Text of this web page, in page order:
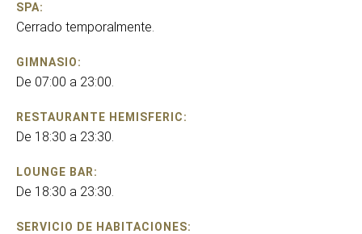
SPA:
Cerrado temporalmente.
GIMNASIO:
De 07:00 a 23:00.
RESTAURANTE HEMISFERIC:
De 18:30 a 23:30.
LOUNGE BAR:
De 18:30 a 23:30.
SERVICIO DE HABITACIONES: